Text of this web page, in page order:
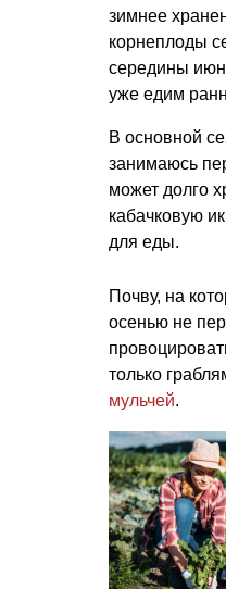
зимнее
корнеплоды
середины
уже едим
В основной
занимаюсь
может долго
кабачковую
для еды.
Почву, на
осенью не
только
мульчей.